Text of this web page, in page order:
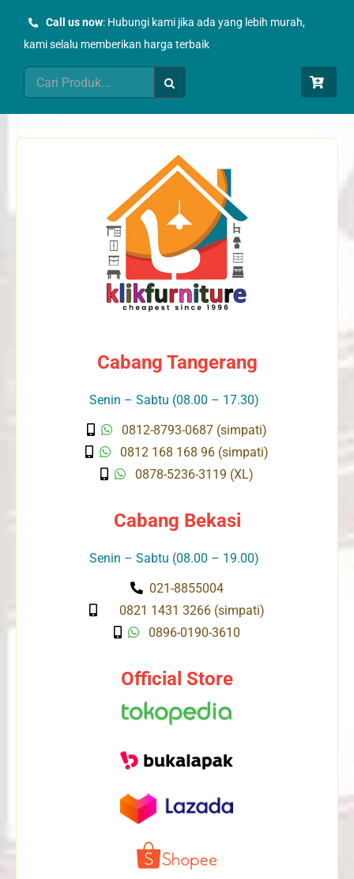
Call us now: Hubungi kami jika ada yang lebih murah,
kami selalu memberikan harga terbaik
Search
for:
Cabang Tangerang
Senin – Sabtu (08.00 – 17.30)
0812-8793-0687 (simpati)
0812 168 168 96 (simpati)
0878-5236-3119 (XL)
Cabang Bekasi
Senin – Sabtu (08.00 – 19.00)
021-8855004
0821 1431 3266 (simpati)
0896-0190-3610
Official Store